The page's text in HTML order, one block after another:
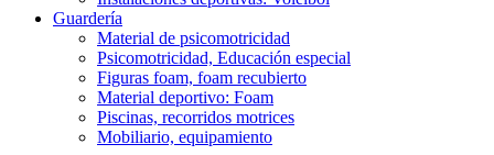
Guardería
Material de psicomotricidad
Psicomotricidad, Educación especial
Figuras foam, foam recubierto
Material deportivo: Foam
Piscinas, recorridos motrices
Mobiliario, equipamiento